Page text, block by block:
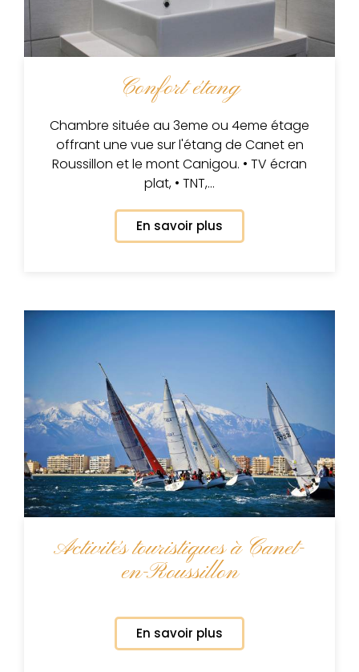
Confort étang
Chambre située au 3eme ou 4eme étage
offrant une vue sur l'étang de Canet en
Roussillon et le mont Canigou. • TV écran
plat, • TNT,…
En savoir plus
Activités touristiques à Canet-
en-Roussillon
En savoir plus